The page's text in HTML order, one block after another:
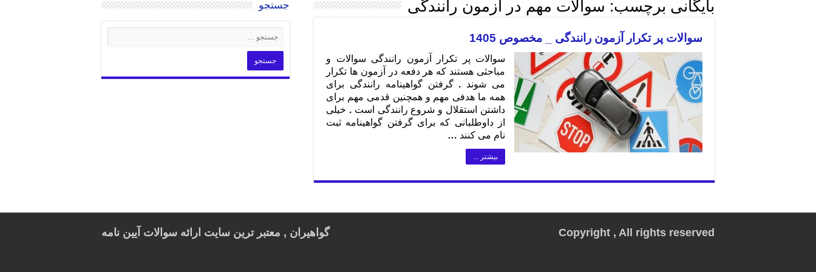
بایگانی برچسب: سوالات مهم در آزمون رانندگی
سوالات پر تکرار آزمون رانندگی _ مخصوص 1405
سوالات پر تکرار آزمون رانندگی سوالات و
مباحثی هستند که هر دفعه در آزمون ها تکرار
می شوند . گرفتن گواهینامه رانندگی برای
همه ما هدفی مهم و همچنین قدمی مهم برای
داشتن استقلال و شروع رانندگی است . خیلی
از داوطلبانی که برای گرفتن گواهینامه ثبت
نام می کنند …
بیشتر ...
جستجو
گواهیران , معتبر ترین سایت ارائه سوالات آیین نامه Copyright , All rights reserved